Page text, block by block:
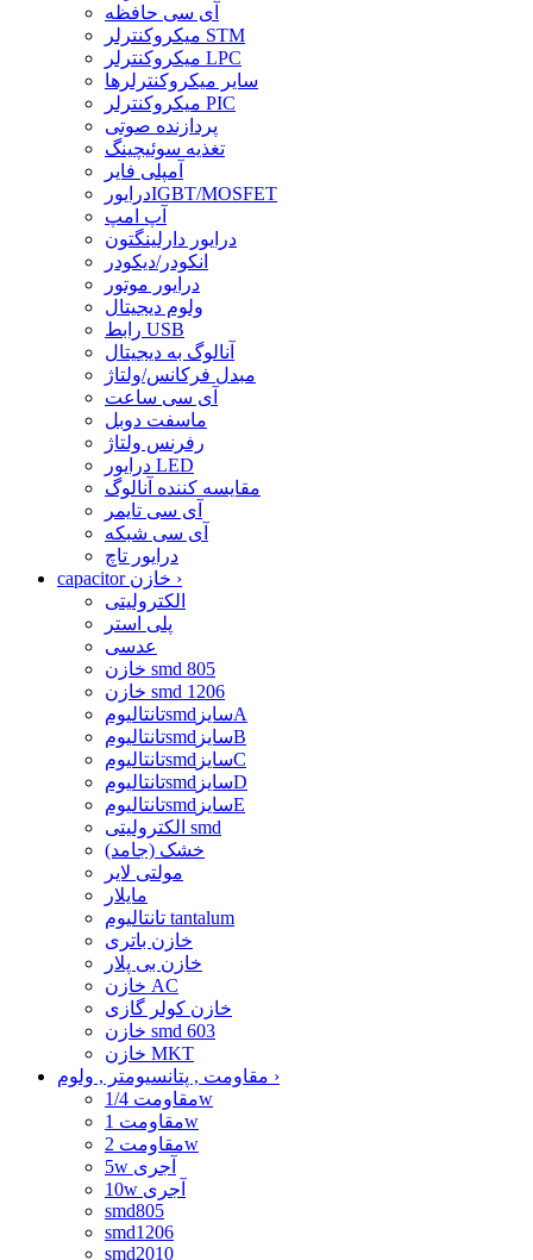
آی سی حافظه
میکروکنترلر STM
میکروکنترلر LPC
سایر میکروکنترلرها
میکروکنترلر PIC
پردازنده صوتی
تغذیه سوئیچینگ
آمپلی فایر
درایورIGBT/MOSFET
آپ امپ
درایور دارلینگتون
انکودر/دیکودر
درایور موتور
ولوم دیجیتال
رابط USB
آنالوگ به دیجیتال
مبدل فرکانس/ولتاژ
آی سی ساعت
ماسفت دوبل
رفرنس ولتاژ
درایور LED
مقایسه کننده آنالوگ
آی سی تایمر
آی سی شبکه
درایور تاچ
›
الکترولیتی
پلی استر
عدسی
خازن smd 805
خازن smd 1206
تانتالیومsmdسایزA
تانتالیومsmdسایزB
تانتالیومsmdسایزC
تانتالیومsmdسایزD
تانتالیومsmdسایزE
الکترولیتی smd
خشک (جامد)
مولتی لایر
مایلار
تانتالیوم tantalum
خازن باتری
خازن بی پلار
خازن AC
خازن کولر گازی
خازن smd 603
خازن MKT
›
مقاومت 1/4w
مقاومت 1w
مقاومت 2w
5w آجری
10w آجری
smd805
smd1206
smd2010